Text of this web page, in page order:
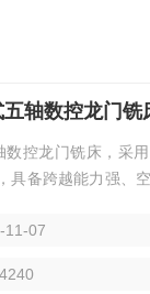
轴数控龙门铣
控龙门铣床，采
具备跨越能力强、
支持铣、钻、镗、
11-07